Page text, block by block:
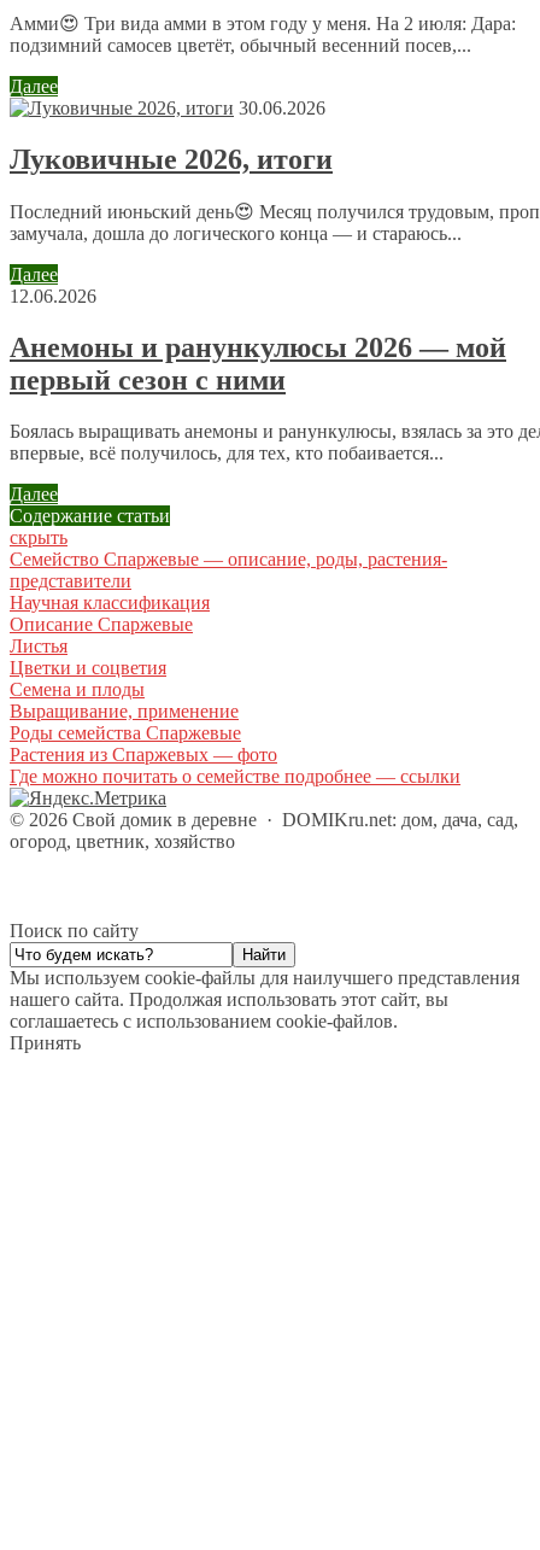
Email*
Сайт
Отправляя сообщение, Вы разрешаете сбор и обработку
персональных данных.
Политика конфиденциальности
Амми😍 Три вида амми в этом году у меня. На 2 июля: Дара:
подзимний самосев цветёт, обычный весенний посев,...
Далее
30.06.2026
Луковичные 2026, итоги
Последний июньский день😍 Месяц получился трудовым,
замучала, дошла до логического конца — и стараюсь...
Далее
12.06.2026
Анемоны и ранункулюсы 2026 — мой
первый сезон с ними
Боялась выращивать анемоны и ранункулюсы, взялась за это
впервые, всё получилось, для тех, кто побаивается...
Далее
Содержание статьи
скрыть
Семейство Спаржевые — описание, роды, растения-
представители
Научная классификация
Описание Спаржевые
Листья
Цветки и соцветия
Семена и плоды
Выращивание, применение
Роды семейства Спаржевые
Растения из Спаржевых — фото
Где можно почитать о семействе подробнее — ссылки
© 2026 Свой домик в деревне · DOMIKru.net: дом, дача, сад,
огород, цветник, хозяйство
Поиск по сайту
Мы используем cookie-файлы для наилучшего представления
нашего сайта. Продолжая использовать этот сайт, вы
соглашаетесь с использованием cookie-файлов.
Принять